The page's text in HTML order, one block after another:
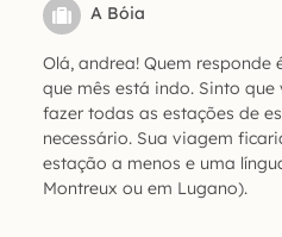
A Bóia
Olá, andrea! Quem responde
que mês está indo. Sinto
fazer todas as estações de
necessário. Sua viagem
estação a menos e uma
Montreux ou em Lugano).